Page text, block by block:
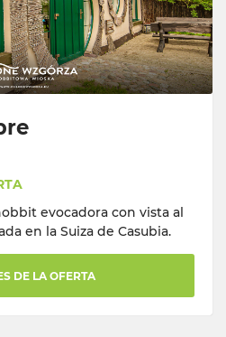
evocadora con vista al
en la Suiza de Casubia.
DE LA OFERTA